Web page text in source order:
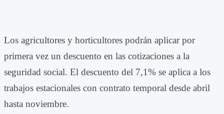
Los agricultores y horticultores podrán aplicar por
primera vez un descuento en las cotizaciones a la
seguridad social. El descuento del 7,1% se aplica a los
trabajos estacionales con contrato temporal desde abril
hasta noviembre.